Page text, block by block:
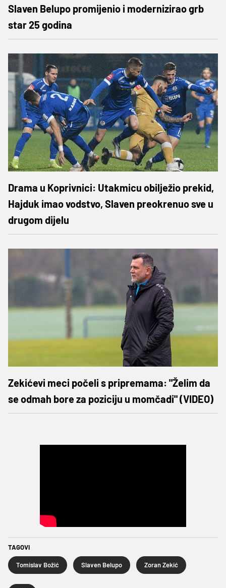
Slaven Belupo promijenio i modernizirao grb
star 25 godina
Drama u Koprivnici: Utakmicu obilježio prekid,
Hajduk imao vodstvo, Slaven preokrenuo sve u
drugom dijelu
Zekićevi meci počeli s pripremama: "Želim da
se odmah bore za poziciju u momčadi" (VIDEO)
TAGOVI
Tomislav Božić Slaven Belupo Zoran Zekić